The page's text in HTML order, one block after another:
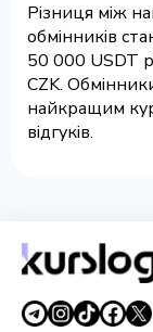
Різниця між
обмінників
50 000 USDT
CZK.
найкращим
відгуків.